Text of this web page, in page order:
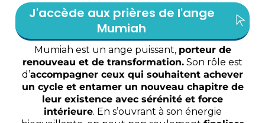
J'accède aux prières de l'ange
Mumiah
Mumiah est un ange puissant, porteur de
renouveau et de transformation. Son rôle est
d’accompagner ceux qui souhaitent achever
un cycle et entamer un nouveau chapitre de
leur existence avec sérénité et force
intérieure. En s’ouvrant à son énergie